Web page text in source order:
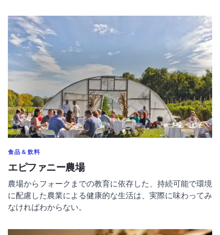
のカテゴリーをもっと表示する
食品＆飲料
エピファニー農場
農場からフォークまでの教育に依存した、持続可能で環境
に配慮した農業による健康的な生活は、実際に味わってみ
なければわからない。
エピファニー農場についてもっと読む